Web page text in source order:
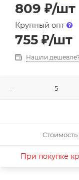
809 ₽/шт
Крупный опт
755 ₽/шт
Нашли дешевле?
При покупке